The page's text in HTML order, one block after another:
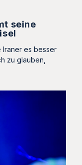
seine
Iraner es besser
zu glauben,